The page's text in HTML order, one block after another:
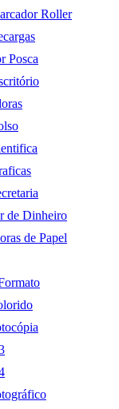
Roller
Posca
de Dinheiro
de Papel